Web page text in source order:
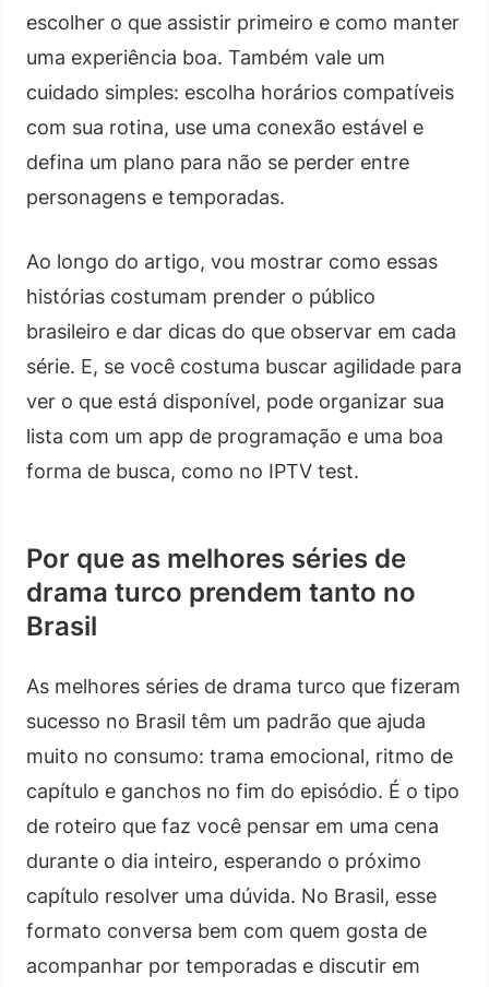
escolher o que assistir primeiro e como manter
uma experiência boa. Também vale um
cuidado simples: escolha horários compatíveis
com sua rotina, use uma conexão estável e
defina um plano para não se perder entre
personagens e temporadas.
Ao longo do artigo, vou mostrar como essas
histórias costumam prender o público
brasileiro e dar dicas do que observar em cada
série. E, se você costuma buscar agilidade para
ver o que está disponível, pode organizar sua
lista com um app de programação e uma boa
forma de busca, como no IPTV test.
Por que as melhores séries de
drama turco prendem tanto no
Brasil
As melhores séries de drama turco que fizeram
sucesso no Brasil têm um padrão que ajuda
muito no consumo: trama emocional, ritmo de
capítulo e ganchos no fim do episódio. É o tipo
de roteiro que faz você pensar em uma cena
durante o dia inteiro, esperando o próximo
capítulo resolver uma dúvida. No Brasil, esse
formato conversa bem com quem gosta de
acompanhar por temporadas e discutir em